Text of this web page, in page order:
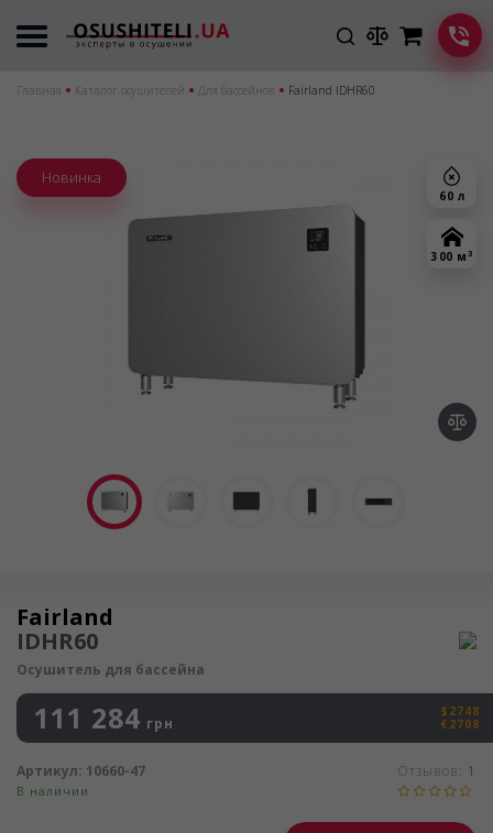
Главная Каталог осушителей Для бассейнов Fairland IDHR60
60 л
300 м 3
Новинка
Осушитель воздуха
Fairland
IDHR60
Осушитель для бассейна
111 284 грн
$2748
€2708
В наличии
Отзывов: 1
Артикул: 10660-47